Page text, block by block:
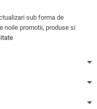
sub forma de
noile promotii, produse si